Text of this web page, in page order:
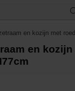
en kozijn met
en